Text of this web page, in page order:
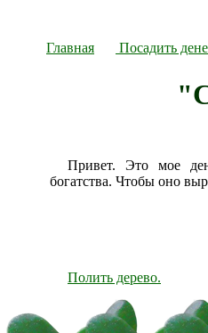
Главная Посадить
Привет. Это мое
богатства. Чтобы оно
Полить дерево.